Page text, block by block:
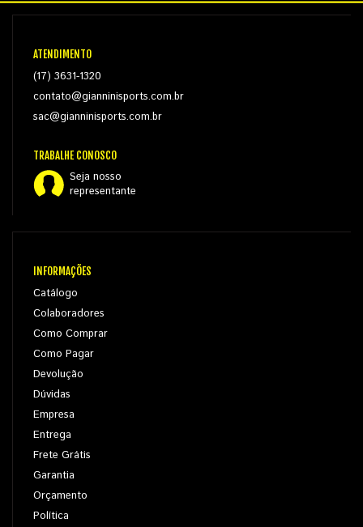
ATENDIMENTO
(17) 3631-1320
contato@gianninisports.com.br
sac@gianninisports.com.br
TRABALHE CONOSCO
Seja nosso
representante
INFORMAÇÕES
Catálogo
Colaboradores
Como Comprar
Como Pagar
Devolução
Dúvidas
Empresa
Entrega
Frete Grátis
Garantia
Orçamento
Política